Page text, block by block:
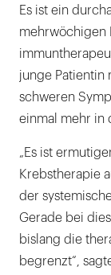
Es ist ein
mehrwöchigen
junge Patientin
schweren
einmal mehr in
„Es ist
Krebstherapie
der
Gerade bei
bislang die
begrenzt“,